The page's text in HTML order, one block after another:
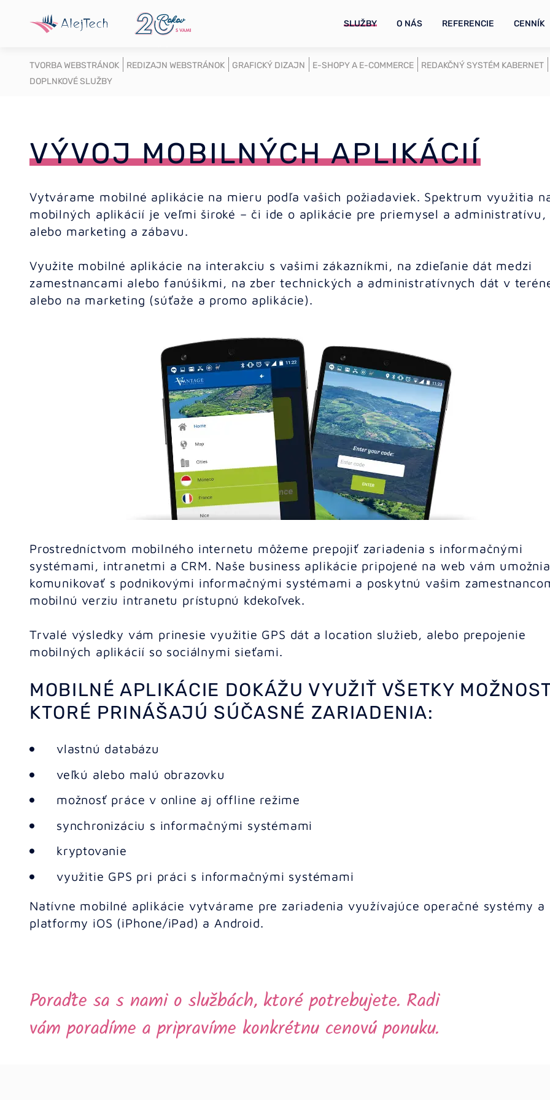
SLUŽBY O NÁS REFERENCIE CENNÍK
TVORBA WEBSTRÁNOK REDIZAJN WEBSTRÁNOK GRAFICKÝ DIZAJN E-SHOPY A E-COMMERCE
REDAKČNÝ SYSTÉM KABERNET
DOPLNKOVÉ SLUŽBY
VÝVOJ MOBILNÝCH APLIKÁCIÍ
Vytvárame mobilné aplikácie na mieru podľa vašich požiadaviek. Spektrum využitia
mobilných aplikácií je veľmi široké – či ide o aplikácie pre priemysel a administratívu,
alebo marketing a zábavu.
Využite mobilné aplikácie na interakciu s vašimi zákazníkmi, na zdieľanie dát medzi
zamestnancami alebo fanúšikmi, na zber technických a administratívnych dát v
alebo na marketing (súťaže a promo aplikácie).
Prostredníctvom mobilného internetu môžeme prepojiť zariadenia s informačnými
systémami, intranetmi a CRM. Naše business aplikácie pripojené na web vám umožnia
komunikovať s podnikovými informačnými systémami a poskytnú vašim
mobilnú verziu intranetu prístupnú kdekoľvek.
Trvalé výsledky vám prinesie využitie GPS dát a location služieb, alebo prepojenie
mobilných aplikácií so sociálnymi sieťami.
MOBILNÉ APLIKÁCIE DOKÁŽU VYUŽIŤ VŠETKY
KTORÉ PRINÁŠAJÚ SÚČASNÉ ZARIADENIA:
vlastnú databázu
veľkú alebo malú obrazovku
možnosť práce v online aj offline režime
synchronizáciu s informačnými systémami
kryptovanie
využitie GPS pri práci s informačnými systémami
Natívne mobilné aplikácie vytvárame pre zariadenia využívajúce operačné systémy a
platformy iOS (iPhone/iPad) a Android.
Poraďte sa s nami o službách, ktoré potrebujete. Radi
vám poradíme a pripravíme konkrétnu cenovú ponuku.